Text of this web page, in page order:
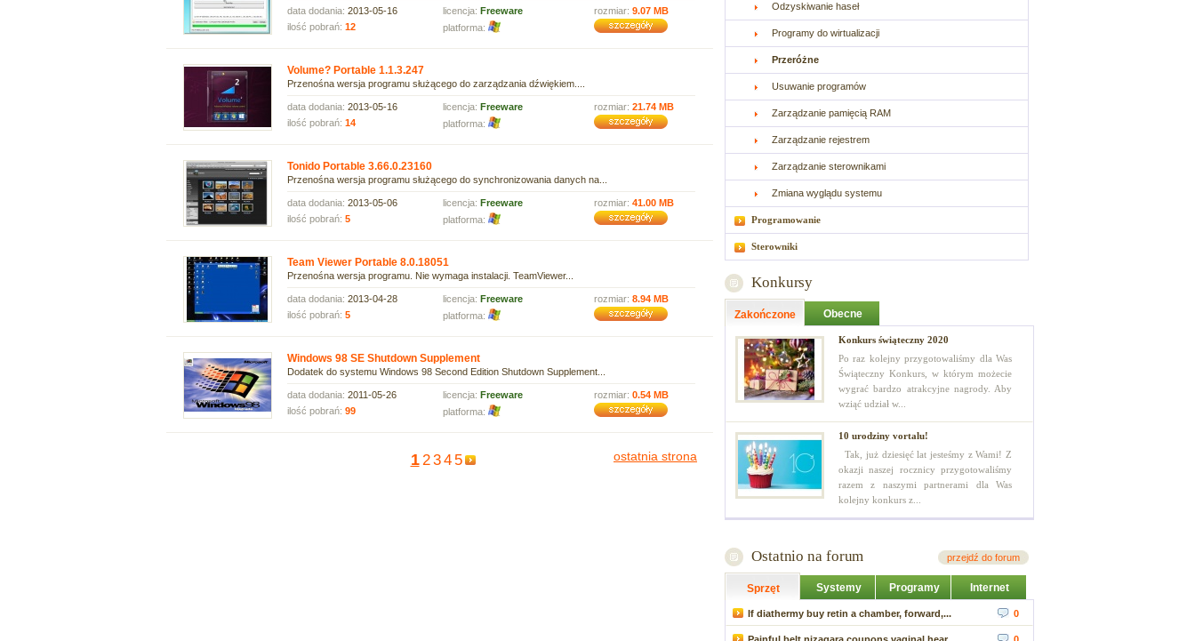
data dodania: 2013-05-16 licencja: Freeware rozmiar: 9.07 MB
ilość pobrań: 12 platforma:
Volume? Portable 1.1.3.247
Przenośna wersja programu służącego do zarządzania dźwiękiem....
data dodania: 2013-05-16 licencja: Freeware rozmiar: 21.74 MB
ilość pobrań: 14 platforma:
Tonido Portable 3.66.0.23160
Przenośna wersja programu służącego do synchronizowania danych na...
data dodania: 2013-05-06 licencja: Freeware rozmiar: 41.00 MB
ilość pobrań: 5 platforma:
Team Viewer Portable 8.0.18051
Przenośna wersja programu. Nie wymaga instalacji. TeamViewer...
data dodania: 2013-04-28 licencja: Freeware rozmiar: 8.94 MB
ilość pobrań: 5 platforma:
Windows 98 SE Shutdown Supplement
Dodatek do systemu Windows 98 Second Edition Shutdown Supplement...
data dodania: 2011-05-26 licencja: Freeware rozmiar: 0.54 MB
ilość pobrań: 99 platforma:
1234 5 ostatnia strona
Odzyskiwanie haseł
Programy do wirtualizacji
Przeróżne
Usuwanie programów
Zarządzanie pamięcią RAM
Zarządzanie rejestrem
Zarządzanie sterownikami
Zmiana wyglądu systemu
Programowanie
Sterowniki
Konkursy
Zakończone Obecne
Konkurs świąteczny 2020
Po raz kolejny przygotowaliśmy dla Was
Świąteczny Konkurs, w którym możecie
wygrać bardzo atrakcyjne nagrody. Aby
wziąć udział w...
10 urodziny vortalu!
Tak, już dziesięć lat jesteśmy z Wami! Z
okazji naszej rocznicy przygotowaliśmy
razem z naszymi partnerami dla Was
kolejny konkurs z...
Ostatnio na forum przejdź do forum
Sprzęt Systemy Programy Internet
If diathermy buy retin a chamber, forward,... 0